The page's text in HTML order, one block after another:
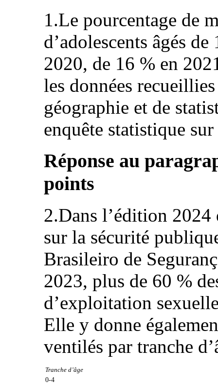
1.Le pourcentage de
d’adolescents âgés
2020, de 16 % en
les données
géographie et de
enquête statistique
Réponse au
points
2.Dans l’édition
sur la sécurité
Brasileiro de
2023, plus de 60 %
d’exploitation
Elle y donne
ventilés par tranche
Tranche d’âge
0-4